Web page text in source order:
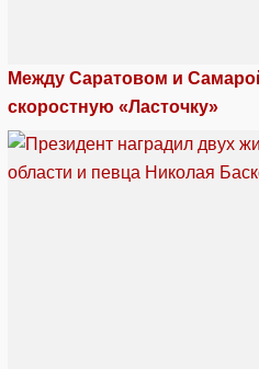
Между Саратовом и
скоростную «Ласточку»